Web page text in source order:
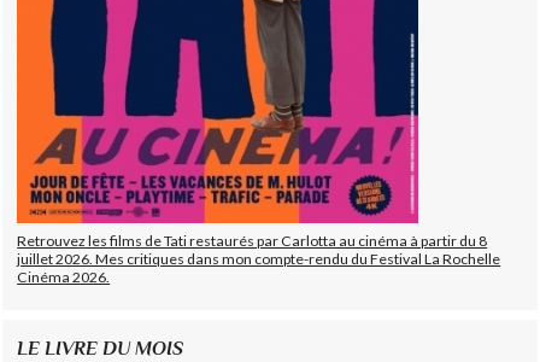
Retrouvez les films de Tati restaurés par Carlotta au cinéma à partir du 8
juillet 2026. Mes critiques dans mon compte-rendu du Festival La Rochelle
Cinéma 2026.
LE LIVRE DU MOIS